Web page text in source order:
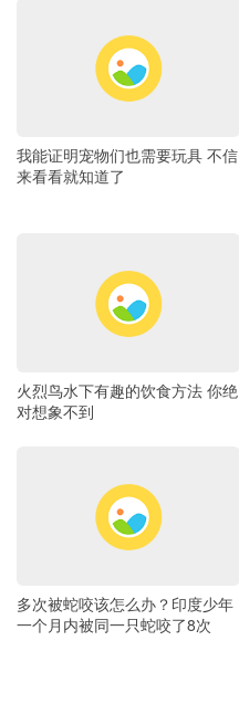
我能证明宠物们也需要玩具 不信
来看看就知道了
火烈鸟水下有趣的饮食方法 你绝
对想象不到
多次被蛇咬该怎么办？印度少年
一个月内被同一只蛇咬了8次